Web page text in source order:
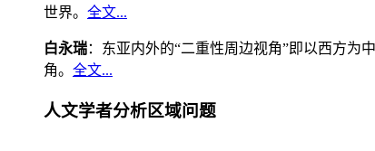
世界。 全文...
白永瑞：东亚内外的“二重性周边视角”即以西方
角。 全文...
人文学者分析区域问题